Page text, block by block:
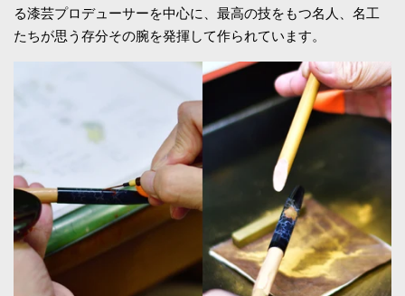
る漆芸プロデューサーを中心に、最高の技をもつ名人、名工
たちが思う存分その腕を発揮して作られています。